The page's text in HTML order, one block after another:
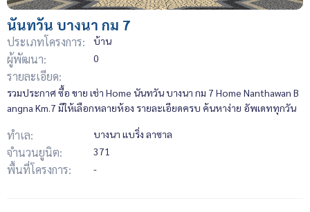
นันทวัน บางนา กม 7
ประเภทโครงการ: บ้าน
ผู้พัฒนา: 0
รายละเอียด:
รวมประกาศ ซื้อ ขาย เช่า Home นันทวัน บางนา กม 7 Home Nanthawan B
angna Km.7 มีให้เลือกหลายห้อง รายละเอียดครบ ค้นหาง่าย อัพเดททุกวัน
ทำเล: บางนา แบริ่ง ลาซาล
จำนวนยูนิต: 371
พื้นที่โครงการ: -